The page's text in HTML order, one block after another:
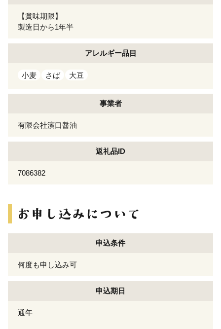
【賞味期限】
製造日から1年半
アレルギー品目
小麦 さば 大豆
事業者
有限会社濱口醤油
返礼品ID
7086382
申込条件
何度も申し込み可
申込期日
通年